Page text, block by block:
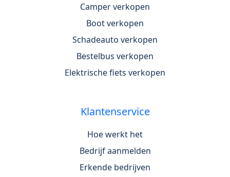
Camper verkopen
Boot verkopen
Schadeauto verkopen
Bestelbus verkopen
Elektrische fiets verkopen
Klantenservice
Hoe werkt het
Bedrijf aanmelden
Erkende bedrijven